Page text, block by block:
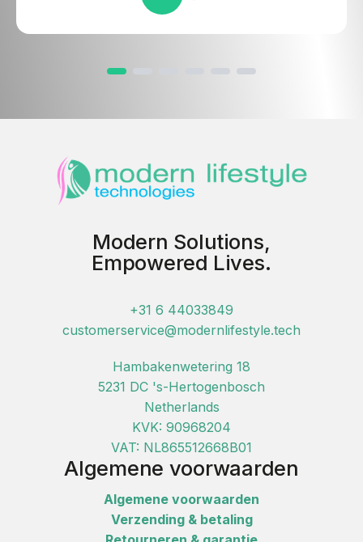
Modern Solutions,
Empowered Lives.
+31 6 44033849
customerservice@modernlifestyle.tech
Hambakenwetering 18
5231 DC 's-Hertogenbosch
Netherlands
KVK: 90968204
VAT: NL865512668B01
Algemene voorwaarden
Algemene voorwaarden
Verzending & betaling